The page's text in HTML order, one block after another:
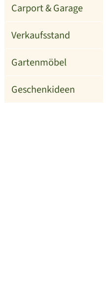
Carport & Garage
Verkaufsstand
Gartenmöbel
Geschenkideen